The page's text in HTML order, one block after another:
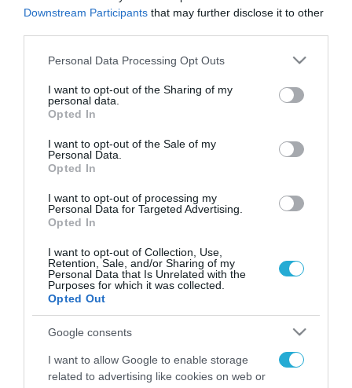
Downstream Participants that may further disclose it to other
Please note that this website/app uses one or more Google
not limited to your visit or usage behaviour. You may click to
grant or deny consent to Google and its third-party tags to
use your data for below specified purposes in below Google
consent section.
Personal Data Processing Opt Outs
I want to opt-out of the Sharing of my
personal data.
Opted In
I want to opt-out of the Sale of my
Personal Data.
Opted In
I want to opt-out of processing my
Personal Data for Targeted Advertising.
Opted In
I want to opt-out of Collection, Use,
Retention, Sale, and/or Sharing of my
Personal Data that Is Unrelated with the
Purposes for which it was collected.
Opted Out
Google consents
I want to allow Google to enable storage
related to advertising like cookies on web or
πέραν πάσης αμφιβολίας τα στελέχη της ΕΥΠ
FOCUS ON
09.08.2026 | 15:02
Η Τουρκία συζητά την ένταξη και
της Αιγύπτου στην στρατιωτική
συμφωνία με Σ.Αραβία-Πακιστάν